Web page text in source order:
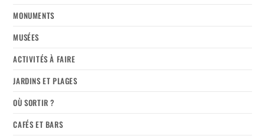
MONUMENTS
MUSÉES
ACTIVITÉS À FAIRE
JARDINS ET PLAGES
OÙ SORTIR ?
CAFÉS ET BARS